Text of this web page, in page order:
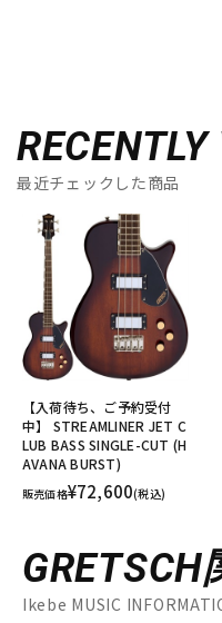
RECENTLY
最近チェックした商品
【入荷待ち、ご予約受付
中】 STREAMLINER JET C
LUB BASS SINGLE-CUT (H
AVANA BURST)
販売価格¥72,600(税込)
Ikebe MUSIC